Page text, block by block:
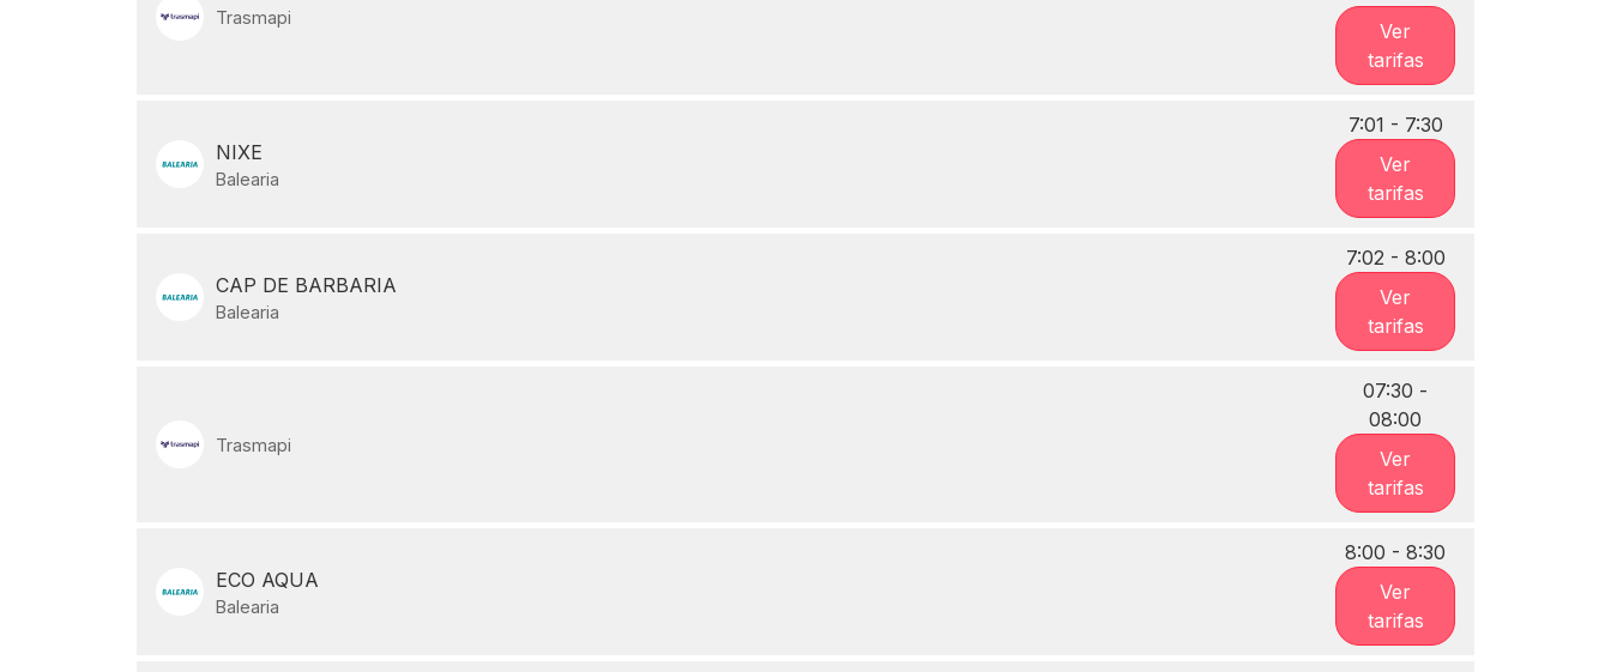
Trasmapi
Ver
tarifas
NIXE
Balearia
7:01 - 7:30
Ver
tarifas
CAP DE BARBARIA
Balearia
7:02 - 8:00
Ver
tarifas
Trasmapi
07:30 -
08:00
Ver
tarifas
ECO AQUA
Balearia
8:00 - 8:30
Ver
tarifas